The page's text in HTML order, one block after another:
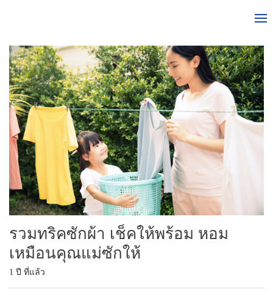
รวมทริคซักผ้า เช็คให้พร้อม หอม
เหมือนคุณแม่ซักให้
1 ปี ที่แล้ว